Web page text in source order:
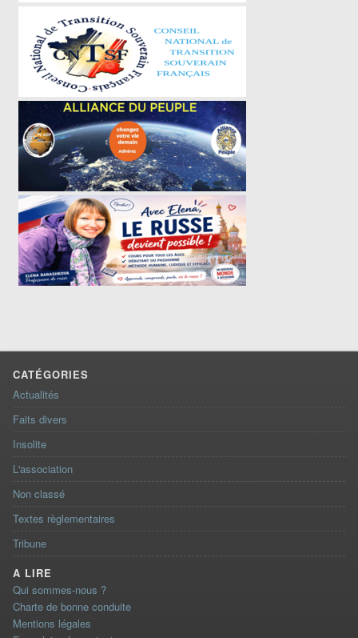
CATÉGORIES
Actualités
Faits divers
Insolite
L'association
Non classé
Textes règlementaires
Tribune
A LIRE
Qui sommes-nous ?
Charte de bonne conduite
Mentions légales